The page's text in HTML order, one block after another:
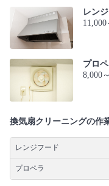
レン
プロ
8,000
換気扇クリーニングの作
レンジフード
プロペラ